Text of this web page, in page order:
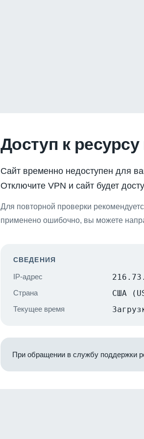
Доступ к
Сайт временно недоступен для
Отключите VPN и сайт будет
Для повторной проверки
применено ошибочно, вы можете
СВЕДЕНИЯ
IP-адрес
Страна США
Текущее время
При обращении в службу поддержки